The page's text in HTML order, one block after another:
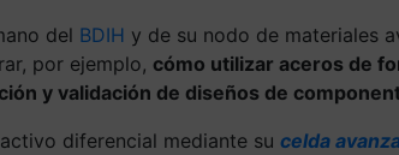
del BDIH y de su nodo de materiales
por ejemplo, cómo utilizar aceros de
y validación de diseños de
diferencial mediante su celda